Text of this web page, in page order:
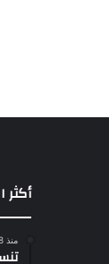
منذ 18 ساعة